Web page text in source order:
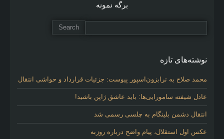
برگه نمونه
نوشته‌های تازه
محمد صلاح به ترابزون‌اسپور پیوست: جزئیات قرارداد و حواشی انتقال
عادل شیفته سامورایی‌ها: باید عاشق ژاپن باشید!
انتقال دشمن بلینگام به چلسی رسمی شد
عکس اول استقلال، پیام واضح درباره روزبه